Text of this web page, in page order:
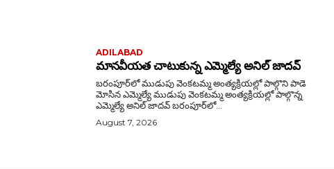
ADILABAD
మానవీయత చాటుకున్న ఎమ్మెల్యే అనిల్ జాదవ్
బరంపూర్‌లో ముడుపు వెంకటమ్మ అంత్యక్రియల్లో పాల్గొని పాడె
మోసిన ఎమ్మెల్యే ముడుపు వెంకటమ్మ అంత్యక్రియల్లో పాల్గొన్న
ఎమ్మెల్యే అనిల్ జాదవ్ బరంపూర్‌లో...
August 7, 2026